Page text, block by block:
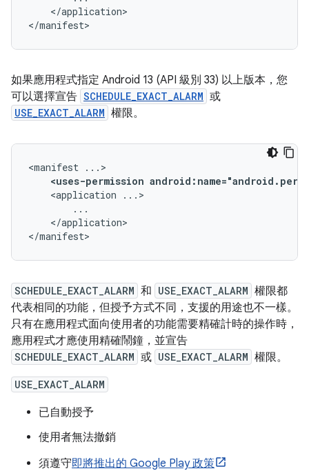
</application>
</manifest>
如果應用程式指定 Android 13 (API 級別 33) 以上版本，您
可以選擇宣告 SCHEDULE_EXACT_ALARM 或
USE_EXACT_ALARM 權限。
<manifest
<uses-permission
<application
</application>
</manifest>
SCHEDULE_EXACT_ALARM 和 USE_EXACT_ALARM 權限都
代表相同的功能，但授予方式不同，支援的用途也不一樣。
只有在應用程式面向使用者的功能需要精確計時的操作時，
應用程式才應使用精確鬧鐘，並宣告
SCHEDULE_EXACT_ALARM 或 USE_EXACT_ALARM 權限。
USE_EXACT_ALARM
已自動授予
使用者無法撤銷
須遵守即將推出的 Google Play 政策